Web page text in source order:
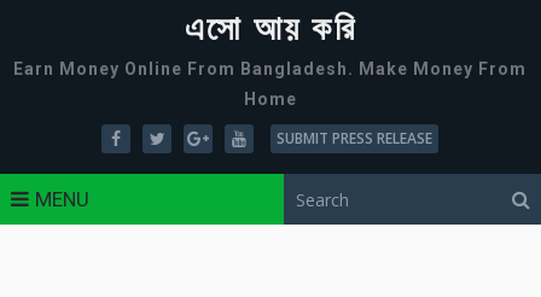
এসো আয় করি
Earn Money Online From Bangladesh. Make Money From
Home
SUBMIT PRESS RELEASE
MENU